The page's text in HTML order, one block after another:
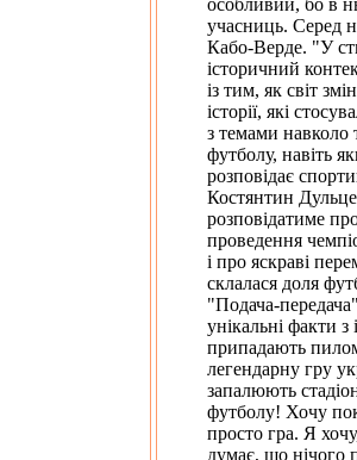
особливий, бо в
учасниць. Серед
Кабо-Верде. "У
історичний
із тим, як світ
історії, які
з темами навколо
футболу, навіть
розповідає
Костянтин
розповідатиме про
проведення
і про яскраві
склалася доля
"Подача-
унікальні факти з
припадають
легендарну гру
запалюють
футболу! Хочу
просто гра. Я
думає, що нічого